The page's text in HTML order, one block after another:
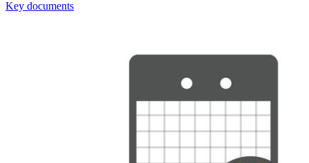
Key documents